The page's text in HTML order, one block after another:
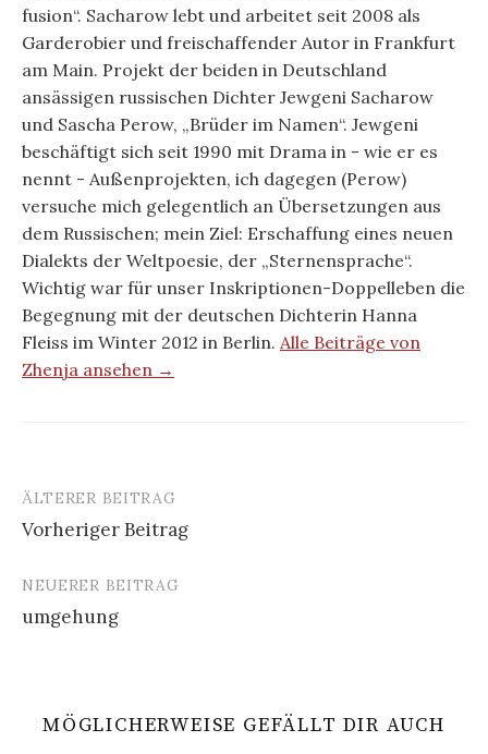
fusion“. Sacharow lebt und arbeitet seit 2008 als
Garderobier und freischaffender Autor in Frankfurt
am Main. Projekt der beiden in Deutschland
ansässigen russischen Dichter Jewgeni Sacharow
und Sascha Perow, „Brüder im Namen“. Jewgeni
beschäftigt sich seit 1990 mit Drama in - wie er es
nennt - Außenprojekten, ich dagegen (Perow)
versuche mich gelegentlich an Übersetzungen aus
dem Russischen; mein Ziel: Erschaffung eines neuen
Dialekts der Weltpoesie, der „Sternensprache“.
Wichtig war für unser Inskriptionen-Doppelleben die
Begegnung mit der deutschen Dichterin Hanna
Fleiss im Winter 2012 in Berlin. Alle Beiträge von
Zhenja ansehen →
Beitrags-
Navigation
ÄLTERER BEITRAG
Vorheriger Beitrag
NEUERER BEITRAG
umgehung
MÖGLICHERWEISE GEFÄLLT DIR AUCH